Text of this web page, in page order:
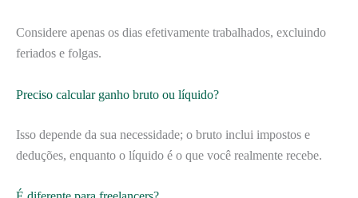
Considere apenas os dias efetivamente trabalhados, excluindo
feriados e folgas.
Preciso calcular ganho bruto ou líquido?
Isso depende da sua necessidade; o bruto inclui impostos e
deduções, enquanto o líquido é o que você realmente recebe.